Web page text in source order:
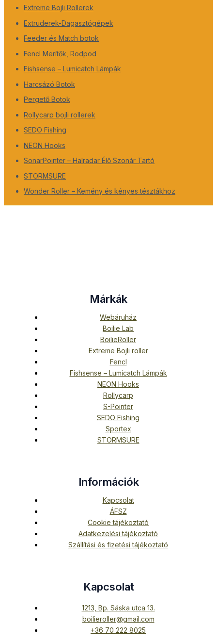
Extreme Bojli Rollerek
Extruderek-Dagasztógépek
Feeder és Match botok
Fencl Merítők, Rodpod
Fishsense – Lumicatch Lámpák
Harcsázó Botok
Pergető Botok
Rollycarp bojli rollerek
SEDO Fishing
NEON Hooks
SonarPointer – Halradar Élő Szonár Tartó
STORMSURE
Wonder Roller – Kemény és kényes tésztákhoz
Márkák
Webáruház
Boilie Lab
BoilieRoller
Extreme Bojli roller
Fencl
Fishsense – Lumicatch Lámpák
NEON Hooks
Rollycarp
S-Pointer
SEDO Fishing
Sportex
STORMSURE
Információk
Kapcsolat
ÁFSZ
Cookie tájékoztató
Adatkezelési tájékoztató
Szállítási és fizetési tájékoztató
Kapcsolat
1213, Bp. Sáska utca 13.
boilieroller@gmail.com
+36 70 222 8025